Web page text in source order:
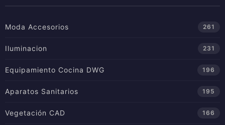
Moda Accesorios 261
Iluminacion 231
Equipamiento Cocina DWG 196
Aparatos Sanitarios 195
Vegetación CAD 166